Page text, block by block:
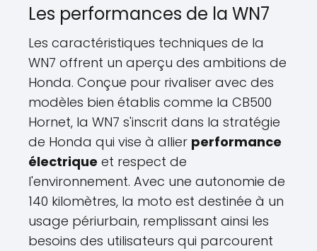
Les performances de la WN7
Les caractéristiques techniques de la
WN7 offrent un aperçu des ambitions de
Honda. Conçue pour rivaliser avec des
modèles bien établis comme la CB500
Hornet, la WN7 s'inscrit dans la stratégie
de Honda qui vise à allier performance
électrique et respect de
l'environnement. Avec une autonomie de
140 kilomètres, la moto est destinée à un
usage périurbain, remplissant ainsi les
besoins des utilisateurs qui parcourent